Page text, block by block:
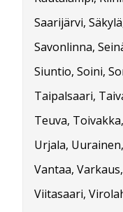
Saarijärvi,
Savonlinna,
Siuntio, Soini,
Taipalsaari,
Teuva,
Urjala,
Vantaa,
Viitasaari,